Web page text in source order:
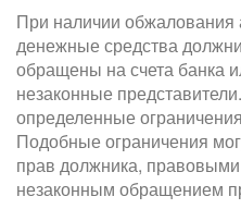
При наличии
денежные средства
обращены на счета банка
незаконные
определенные
Подобные ограничения
прав должника,
незаконным обращением